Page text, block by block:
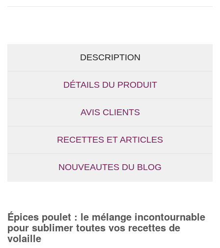
DESCRIPTION
DÉTAILS DU PRODUIT
AVIS CLIENTS
RECETTES ET ARTICLES
NOUVEAUTES DU BLOG
Épices poulet : le mélange incontournable
pour sublimer toutes vos recettes de
volaille